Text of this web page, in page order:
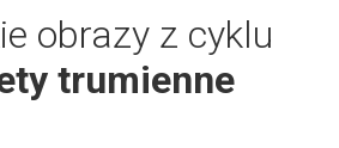
obrazy z cyklu
trumienne